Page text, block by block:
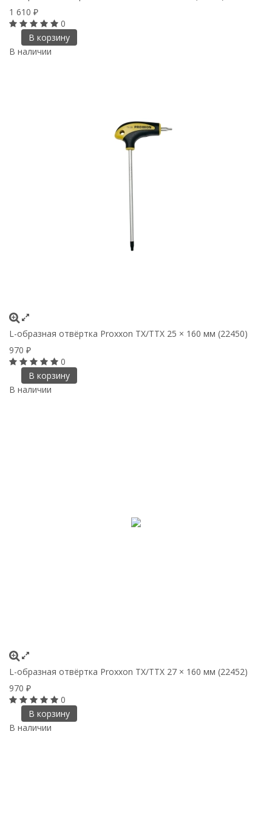
1 610 ₽
0
В корзину
В наличии
L-образная отвёртка Proxxon TX/TTX 25 × 160 мм (22450)
970 ₽
0
В корзину
В наличии
L-образная отвёртка Proxxon TX/TTX 27 × 160 мм (22452)
970 ₽
0
В корзину
В наличии